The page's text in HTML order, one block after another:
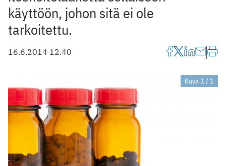
käyttöön, johon sitä ei ole
tarkoitettu.
16.6.2014 12.40
Kuva 1 / 1